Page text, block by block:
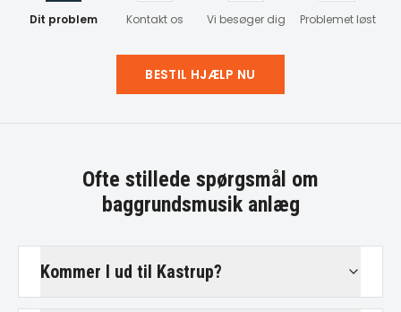
Dit problem Kontakt os Vi besøger dig Problemet løst
BESTIL HJÆLP NU
Ofte stillede spørgsmål om
baggrundsmusik anlæg
Kommer I ud til Kastrup?